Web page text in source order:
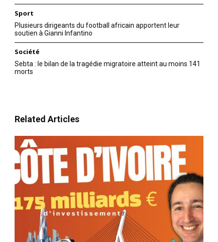
Sport
Plusieurs dirigeants du football africain apportent leur
soutien à Gianni Infantino
Société
Sebta : le bilan de la tragédie migratoire atteint au moins 141
morts
Related Articles